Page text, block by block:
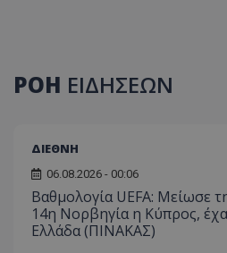
ΡΟΗ ΕΙΔΗΣΕΩΝ
ΔΙΕΘΝΗ
06.08.2026 - 00:06
Βαθμολογία UEFA: Μείωσε
14η Νορβηγία η Κύπρος,
Ελλάδα (ΠΙΝΑΚΑΣ)